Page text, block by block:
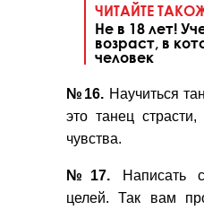
ЧИТАЙТЕ
Не в 18 лет!
возраст, в
человек
№16.Научиться
это танец страсти,
чувства.
№17. Написать
целей. Так вам